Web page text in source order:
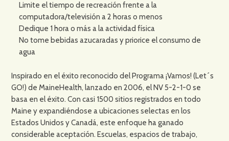
Limite el tiempo de recreación frente a la
computadora/televisión a 2 horas o menos
Dedique 1 hora o más a la actividad física
No tome bebidas azucaradas y priorice el consumo de
agua
Inspirado en el éxito reconocido del Programa ¡Vamos! (Let´s
GO!) de MaineHealth, lanzado en 2006, el NV 5-2-1-0 se
basa en el éxito. Con casi 1500 sitios registrados en todo
Maine y expandiéndose a ubicaciones selectas en los
Estados Unidos y Canadá, este enfoque ha ganado
considerable aceptación. Escuelas, espacios de trabajo,